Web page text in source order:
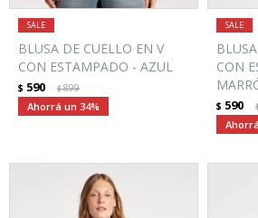
BLUSA DE CUELLO EN V
CON ESTAMPADO - AZUL
$ 590 $899
34
CON
$ 590